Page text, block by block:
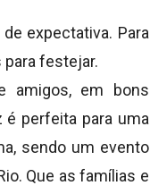
expectativa. Para
para festejar.
amigos, em bons
é perfeita para uma
sendo um evento
Que as famílias e